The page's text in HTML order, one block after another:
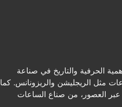
الحرفية والتاريخ في صناعة
مثل الريجليشن والريزونانس. كما
عبر العصور، من صناع الساعات